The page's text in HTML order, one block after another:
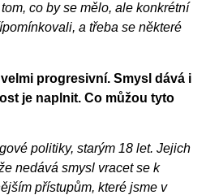
co by se mělo, ale konkrétní
a třeba se některé
progresivní. Smysl dává i
je naplnit. Co můžou tyto
politiky, starým 18 let. Jejich
nedává smysl vracet se k
přístupům, které jsme v